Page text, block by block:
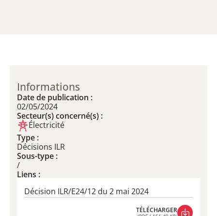
Informations
Date de publication :
02/05/2024
Secteur(s) concerné(s) :
Électricité
Type :
Décisions ILR
Sous-type :
/
Liens :
Décision ILR/E24/12 du 2 mai 2024
TÉLÉCHARGER